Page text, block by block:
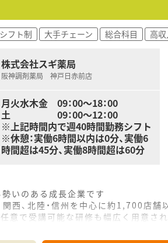
シフト制 大手チェーン 総合科目 高収
株式会社スギ薬局
阪神調剤薬局 神戸日赤前店
月火水木金 09：00～18：00
土 09：00～12：00
※上記時間内で週40時間勤務シフト
※休憩：実働6時間以内は0分、実働6
時間超は45分、実働8時間超は60分
いのある成長企業です
西、北陸・信州を中心に約1,700店舗
意で受講可能な研修も幅広く用意さ